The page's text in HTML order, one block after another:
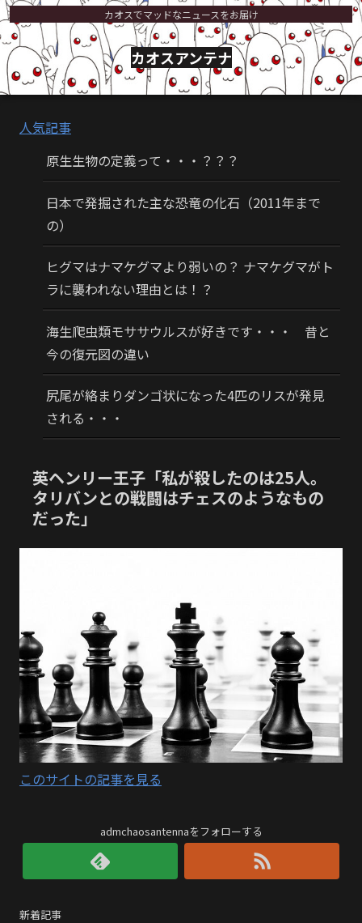
カオスでマッドなニュースをお届け
カオスアンテナ
人気記事
原生生物の定義って・・・？？？
日本で発掘された主な恐竜の化石（2011年まで
の）
ヒグマはナマケグマより弱いの？ ナマケグマがト
ラに襲われない理由とは！？
海生爬虫類モササウルスが好きです・・・ 昔と
今の復元図の違い
尻尾が絡まりダンゴ状になった4匹のリスが発見
される・・・
英ヘンリー王子「私が殺したのは25人。
タリバンとの戦闘はチェスのようなもの
だった」
このサイトの記事を見る
admchaosantennaをフォローする
新着記事